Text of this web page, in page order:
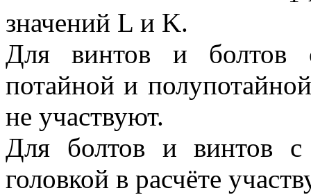
значений L и K.
Для винтов и болтов
потайной и
не участвуют.
Для болтов и винтов с
головкой в расчёте